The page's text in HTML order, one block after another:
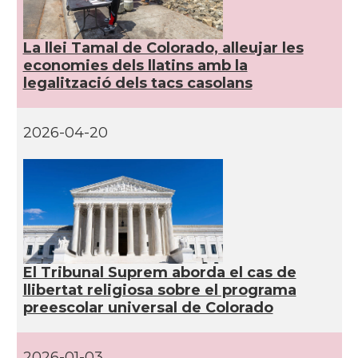
CAMON Catalans a Hawaii
CAMON Catalans a Houston - Texas
CAMON Catalans a IRVINE
CAMON Catalans a Jacksonville
CAMON Catalans a Kentucky
CAMON Catalans a Las Vegas
La llei Tamal de Colorado, alleujar les
economies dels llatins amb la
legalització dels tacs casolans
2026-04-20
El Tribunal Suprem aborda el cas de
llibertat religiosa sobre el programa
preescolar universal de Colorado